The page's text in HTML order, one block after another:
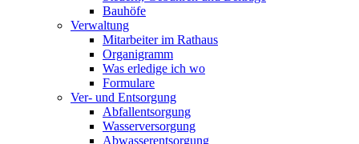
Bauhöfe
Verwaltung
Mitarbeiter im Rathaus
Organigramm
Was erledige ich wo
Formulare
Ver- und Entsorgung
Abfallentsorgung
Wasserversorgung
Abwasserentsorgung